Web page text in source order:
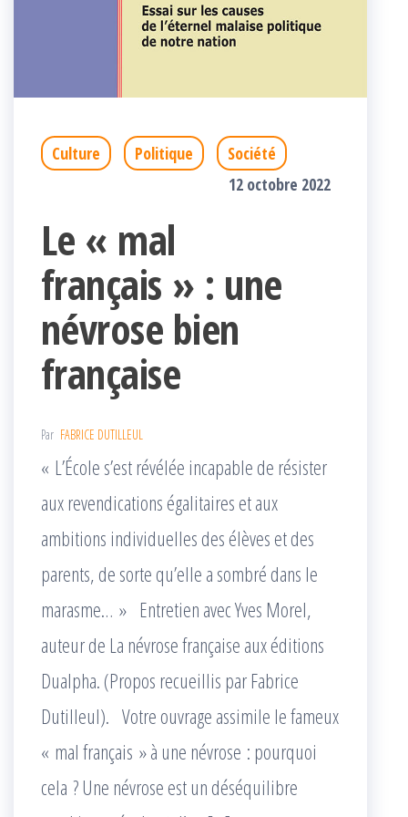
Culture Politique
Société
12 octobre 2022
Le « mal
français » : une
névrose bien
française
Par FABRICE DUTILLEUL
« L’École s’est révélée incapable de résister
aux revendications égalitaires et aux
ambitions individuelles des élèves et des
parents, de sorte qu’elle a sombré dans le
marasme… » Entretien avec Yves Morel,
auteur de La névrose française aux éditions
Dualpha. (Propos recueillis par Fabrice
Dutilleul). Votre ouvrage assimile le fameux
« mal français » à une névrose : pourquoi
cela ? Une névrose est un déséquilibre